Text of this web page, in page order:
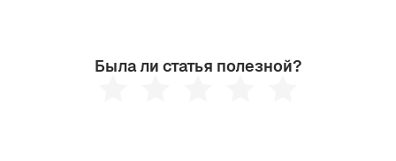
Была ли статья полезной?